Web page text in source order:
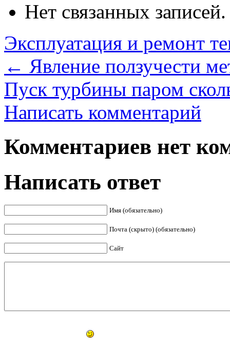
Нет связанных записей.
Эксплуатация и ремонт
← Явление ползучести
Пуск турбины паром
Написать комментарий
Комментариев нет
Написать ответ
Имя (обязательно)
Почта (скрыто) (обязательно)
Сайт